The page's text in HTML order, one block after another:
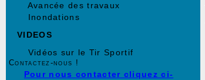
Avancée des travaux
Inondations
VIDEOS
Vidéos sur le Tir Sportif
Contactez-nous !
Pour nous contacter cliquez ci-